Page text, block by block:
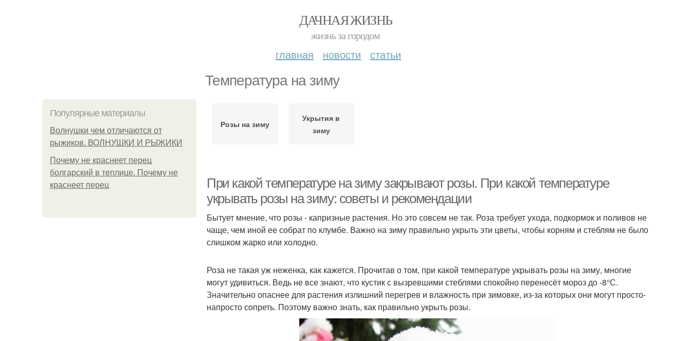
ДАЧНАЯ ЖИЗНЬ
жизнь за городом
главная новости статьи
Температура на зиму
Популярные материалы
Волнушки чем отличаются от
рыжиков. ВОЛНУШКИ И РЫЖИКИ
Почему не краснеет перец
болгарский в теплице. Почему не
краснеет перец
Розы на зиму
Укрытия в
зиму
При какой температуре на зиму закрывают розы. При какой температуре
укрывать розы на зиму: советы и рекомендации
Бытует мнение, что розы - капризные растения. Но это совсем не так. Роза требует ухода, подкормок и поливов не
чаще, чем иной ее собрат по клумбе. Важно на зиму правильно укрыть эти цветы, чтобы корням и стеблям не было
слишком жарко или холодно.
Роза не такая уж неженка, как кажется. Прочитав о том, при какой температуре укрывать розы на зиму, многие
могут удивиться. Ведь не все знают, что кустик с вызревшими стеблями спокойно перенесёт мороз до -8°С.
Значительно опаснее для растения излишний перегрев и влажность при зимовке, из-за которых они могут просто-
напросто сопреть. Поэтому важно знать, как правильно укрыть розы.